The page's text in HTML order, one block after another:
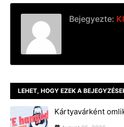
Bejegyezte:
LEHET, HOGY EZEK A
Kártyavárként